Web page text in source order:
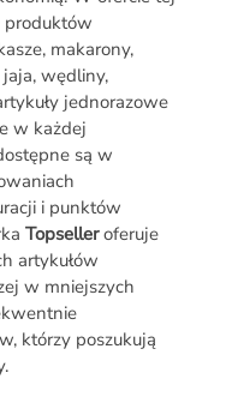
produktów
makarony,
wędliny,
jednorazowe
w każdej
są w
i punktów
Topselleroferuje
artykułów
w mniejszych
którzy poszukują